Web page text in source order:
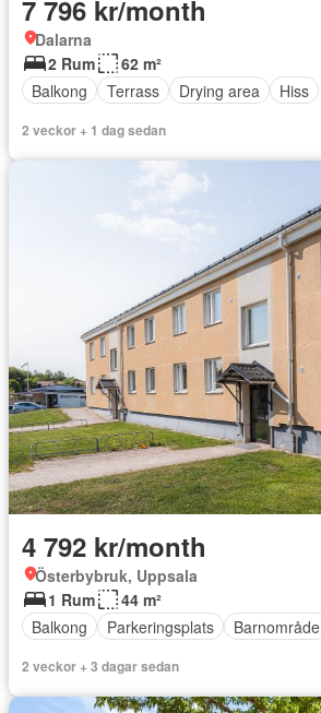
7 796 kr/month
Dalarna
2 Rum
62 m²
Balkong
Terrass Drying area Hiss
2 veckor + 1 dag sedan
4 792 kr/month
Österbybruk, Uppsala
1 Rum
44 m²
Balkong
Parkeringsplats Barnområde
2 veckor + 3 dagar sedan